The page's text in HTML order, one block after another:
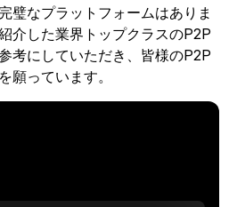
璧なプラットフォームはありま
介した業界トップクラスのP2P
考にしていただき、皆様のP2P
願っています。